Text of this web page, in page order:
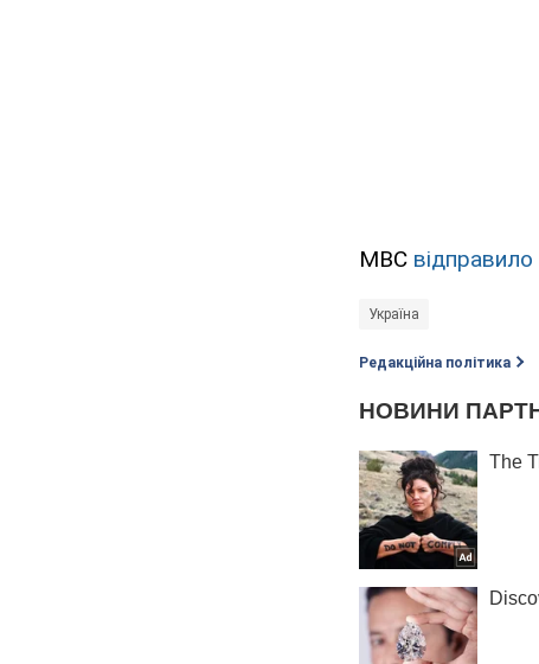
МВС відправило
Україна
Редакційна політика